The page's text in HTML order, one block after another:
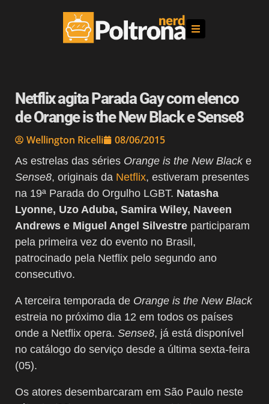
Netflix agita Parada Gay com elenco
de Orange is the New Black e Sense8
Wellington Ricelli 08/06/2015
As estrelas das séries Orange is the New Blacke
Sense8, originais da Netflix, estiveram presentes
na 19ª Parada do Orgulho LGBT. Natasha
Lyonne, Uzo Aduba, Samira Wiley, Naveen
Andrews e Miguel Angel Silvestre participaram
pela primeira vez do evento no Brasil,
patrocinado pela Netflix pelo segundo ano
consecutivo.
A terceira temporada de Orange is the New Black
estreia no próximo dia 12 em todos os países
onde a Netflix opera. Sense8, já está disponível
no catálogo do serviço desde a última sexta-feira
(05).
Os atores desembarcaram em São Paulo neste